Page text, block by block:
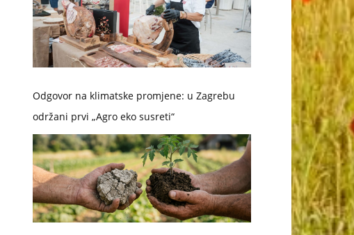
Odgovor na klimatske promjene: u Zagrebu
održani prvi „Agro eko susreti“